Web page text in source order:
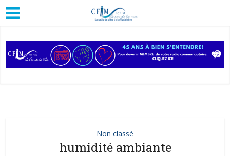
Non classé
humidité ambiante